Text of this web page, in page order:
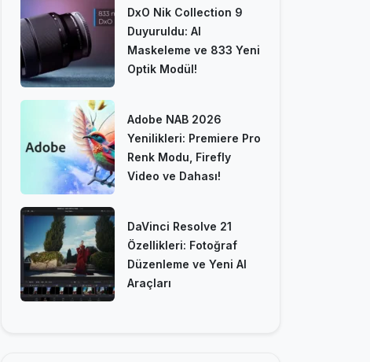
DxO Nik Collection 9
Duyuruldu: AI
Maskeleme ve 833 Yeni
Optik Modül!
Adobe NAB 2026
Yenilikleri: Premiere Pro
Renk Modu, Firefly
Video ve Dahası!
DaVinci Resolve 21
Özellikleri: Fotoğraf
Düzenleme ve Yeni AI
Araçları